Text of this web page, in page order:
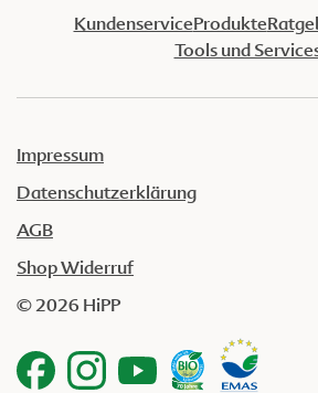
KundenserviceProdukte
Tools und
Impressum
Datenschutzerklärung
AGB
Shop Widerruf
© 2026 HiPP